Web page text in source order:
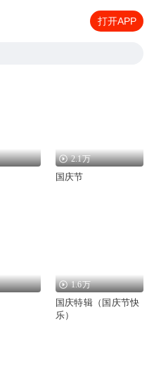
打开APP
2.1万
国庆节
1.6万
国庆特辑（国庆节快
乐）